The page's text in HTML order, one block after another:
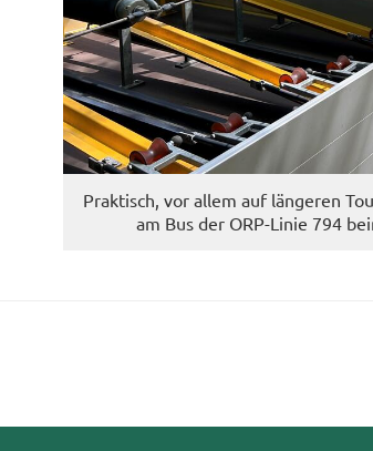
Prak­tisch, vor allem auf län­ge­ren
am Bus der ORP-​Linie 794